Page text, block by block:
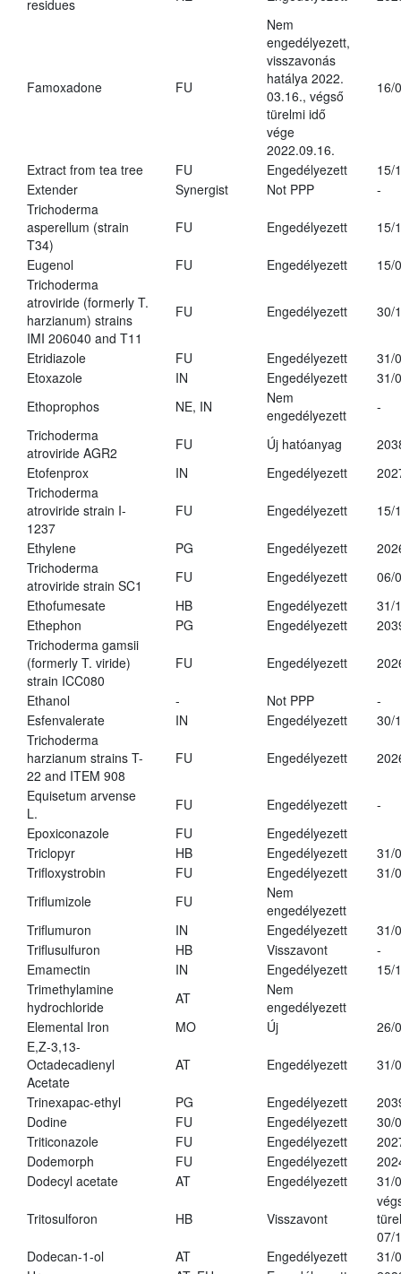
residues
Famoxadone FU
Nem
engedélyezett,
visszavonás
hatálya 2022.
03.16., végső
türelmi idő
vége
2022.09.16.
16/
Extract from tea tree FU Engedélyezett
15/
Extender
Synergist Not PPP
-
Trichoderma
asperellum (strain
T34)
FU Engedélyezett 15/
Eugenol FU Engedélyezett
15/
Trichoderma
atroviride (formerly T.
harzianum) strains
IMI 206040 and T11
FU Engedélyezett 30/
Etridiazole FU Engedélyezett
31/
Etoxazole
IN Engedélyezett
31/
Ethoprophos
NE, IN
Nem
engedélyezett
-
Trichoderma
atroviride AGR2
FU Új hatóanyag
Etofenprox
IN Engedélyezett
Trichoderma
atroviride strain I-
1237
FU Engedélyezett 15/
Ethylene PG Engedélyezett
Trichoderma
atroviride strain SC1
FU Engedélyezett
06/
Ethofumesate
HB Engedélyezett
31/
Ethephon
PG Engedélyezett
Trichoderma gamsii
(formerly T. viride)
strain ICC080
FU Engedélyezett
Ethanol - Not PPP
-
Esfenvalerate
IN Engedélyezett
30/
Trichoderma
harzianum strains T-
22 and ITEM 908
FU Engedélyezett
Equisetum arvense
L.
FU Engedélyezett
-
Epoxiconazole
FU
Engedélyezett
Triclopyr
HB Engedélyezett
31/
Trifloxystrobin
FU Engedélyezett
31/
Triflumizole
FU
Nem
engedélyezett
Triflumuron
IN Engedélyezett
31/
Triflusulfuron
HB Visszavont
-
Emamectin
IN Engedélyezett
15/
Trimethylamine
hydrochloride
AT
Nem
engedélyezett
Elemental Iron
MO Új
26/
E,Z-3,13-
Octadecadienyl
Acetate
AT Engedélyezett 31/
Trinexapac-ethyl PG Engedélyezett
Dodine
FU Engedélyezett
30/
Triticonazole
FU Engedélyezett
Dodemorph
FU Engedélyezett
Dodecyl acetate
AT Engedélyezett 31/
Tritosulforon HB Visszavont
07/
Dodecan-1-ol
AT Engedélyezett
31/